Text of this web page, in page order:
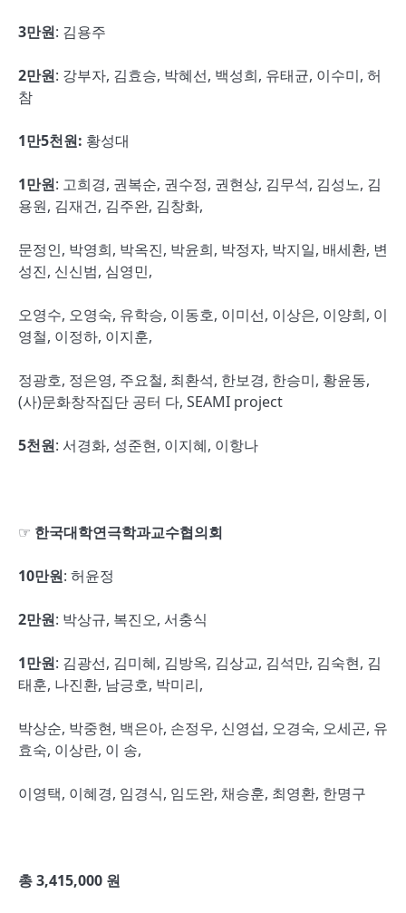
3만원: 김용주
2만원: 강부자, 김효승, 박혜선, 백성희, 유태균, 이수미, 허
참
1만5천원: 황성대
1만원: 고희경, 권복순, 권수정, 권현상, 김무석, 김성노, 김
용원, 김재건, 김주완, 김창화,
문정인, 박영희, 박옥진, 박윤희, 박정자, 박지일, 배세환, 변
성진, 신신범, 심영민,
오영수, 오영숙, 유학승, 이동호, 이미선, 이상은, 이양희, 이
영철, 이정하, 이지훈,
정광호, 정은영, 주요철, 최환석, 한보경, 한승미, 황윤동,
(사)문화창작집단 공터 다, SEAMI project
5천원: 서경화, 성준현, 이지혜, 이항나
☞ 한국대학연극학과교수협의회
10만원: 허윤정
2만원: 박상규, 복진오, 서충식
1만원: 김광선, 김미혜, 김방옥, 김상교, 김석만, 김숙현, 김
태훈, 나진환, 남긍호, 박미리,
박상순, 박중현, 백은아, 손정우, 신영섭, 오경숙, 오세곤, 유
효숙, 이상란, 이 송,
이영택, 이혜경, 임경식, 임도완, 채승훈, 최영환, 한명구
총3,415,000 원